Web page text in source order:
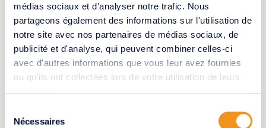
médias sociaux et d'analyser notre trafic. Nous
partageons également des informations sur l'utilisation de
notre site avec nos partenaires de médias sociaux, de
publicité et d'analyse, qui peuvent combiner celles-ci
avec d'autres informations que vous leur avez fournies
ou qu'ils ont collectées lors de votre utilisation de leurs
Nécessaires
ses4 étapes simples et efficaces
, Swifthome
qui désirent vendre leur maison ou
appartement dans les meilleurs délais.